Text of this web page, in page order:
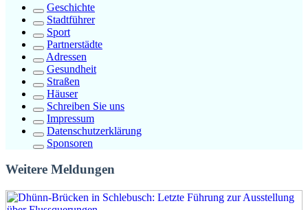
Geschichte
Stadtführer
Sport
Partnerstädte
Adressen
Gesundheit
Straßen
Häuser
Schreiben Sie uns
Impressum
Datenschutzerklärung
Sponsoren
Weitere Meldungen